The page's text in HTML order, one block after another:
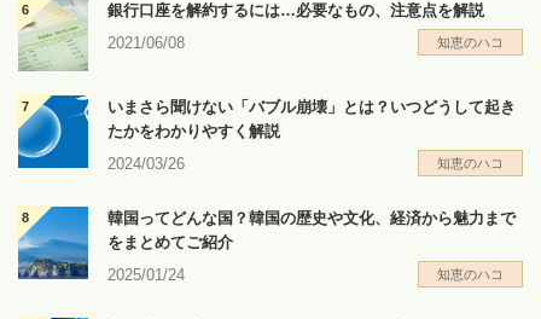
銀行口座を解約するには…必要なもの、注意点を解説
2021/06/08
知恵のハコ
いまさら聞けない「バブル崩壊」とは？いつどうして起き
たかをわかりやすく解説
2024/03/26
知恵のハコ
韓国ってどんな国？韓国の歴史や文化、経済から魅力まで
をまとめてご紹介
2025/01/24
知恵のハコ